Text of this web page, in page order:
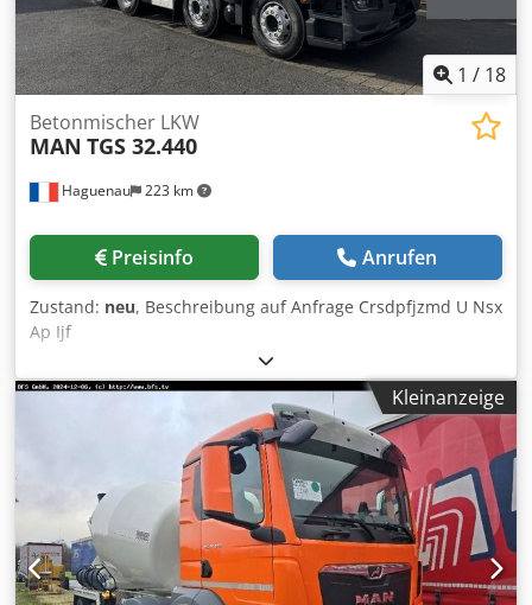
1 / 18
Haguenau 223 km
Betonmischer LKW
MAN TGS 32.440
Preisinfo Anrufen
Zustand: neu, Beschreibung auf Anfrage Crsdpfjzmd U Nsx
Ap Ijf
Kleinanzeige